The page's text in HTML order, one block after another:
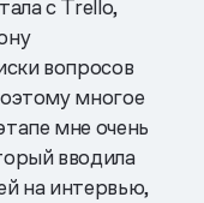
с Trello,
вопросов
многое
мне очень
вводила
на интервью,